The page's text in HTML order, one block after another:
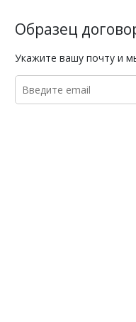
Образец
Укажите вашу почту и